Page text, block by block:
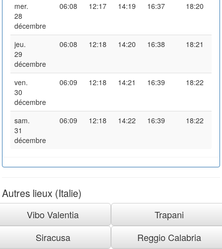
mer.
28
décembre
06:08 12:17 14:19 16:37 18:20
jeu.
29
décembre
06:08 12:18 14:20 16:38 18:21
ven.
30
décembre
06:09 12:18 14:21 16:39 18:22
sam.
31
décembre
06:09 12:18 14:22 16:39 18:22
Autres lieux (Italie)
Vibo Valentia
Trapani
Siracusa
Reggio Calabria